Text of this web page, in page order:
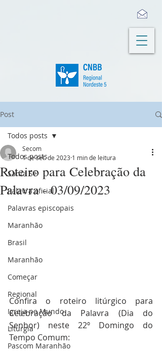
Post
Todos posts
Santa Sé
Palavra oficial
Palavras episcopais
Maranhão
Brasil
Maranhão
Começar
Regional
Igreja no Mundo
Liturgia
Pascom Maranhão
Todos posts
Roteiro para Celebração da
Palavra - 03/09/2023
Secom
1 de set. de 2023 1 min de leitura
Confira o roteiro litúrgico para
Celebração da Palavra (Dia do
Senhor) neste 22º Domingo do
Tempo Comum: